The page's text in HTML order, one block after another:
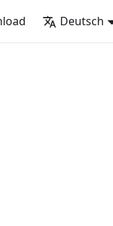
Deutsch